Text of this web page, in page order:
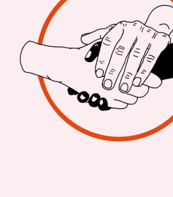
klein
zu finden
viel
verfolgt er
Da wäre
jedes